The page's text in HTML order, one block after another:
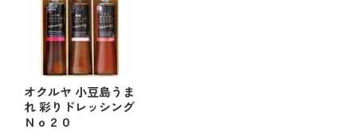
オクルヤ 小豆島うま
れ 彩りドレッシング
Ｎｏ２０